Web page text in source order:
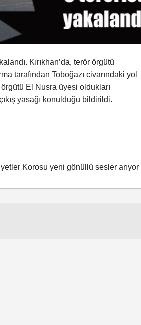
Kırıkhan’da, terör örgütü
tarafından Toboğazı civarındaki yol
El Nusra üyesi oldukları
yasağı konulduğu bildirildi.
Korosu yeni gönüllü sesler arıyor